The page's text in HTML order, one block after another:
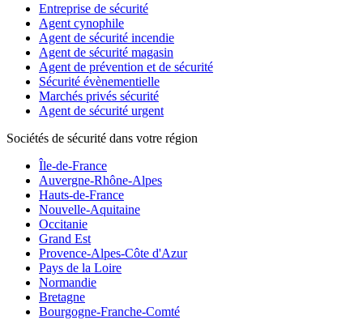
Entreprise de sécurité
Agent cynophile
Agent de sécurité incendie
Agent de sécurité magasin
Agent de prévention et de sécurité
Sécurité évènementielle
Marchés privés sécurité
Agent de sécurité urgent
Sociétés de sécurité dans votre région
Île-de-France
Auvergne-Rhône-Alpes
Hauts-de-France
Nouvelle-Aquitaine
Occitanie
Grand Est
Provence-Alpes-Côte d'Azur
Pays de la Loire
Normandie
Bretagne
Bourgogne-Franche-Comté